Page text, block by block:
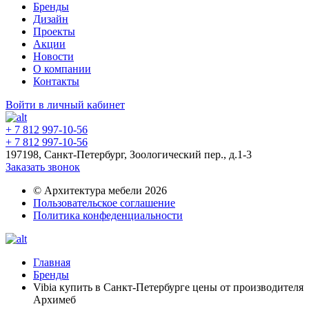
Бренды
Дизайн
Проекты
Акции
Новости
О компании
Контакты
Войти в личный кабинет
+ 7 812 997-10-56
+ 7 812 997-10-56
197198, Санкт-Петербург, Зоологический пер., д.1-3
Заказать звонок
© Архитектура мебели 2026
Пользовательское соглашение
Политика конфеденциальности
Главная
Бренды
Vibia купить в Санкт-Петербурге цены от производителя
Архимеб